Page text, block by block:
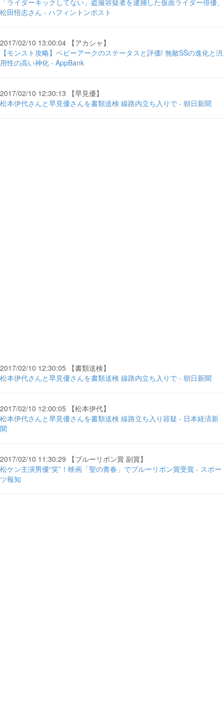
「ライダーキックしてない」盗撮容疑者を逮捕した仮面ライダー俳優、
松田悟志さん - ハフィントンポスト
2017/02/10 13:00:04 【アカシャ】
【モンスト攻略】ベビーアークのステータスと評価! 無敵SSの進化と汎
用性の高い神化 - AppBank
2017/02/10 12:30:13 【早見優】
松本伊代さんと早見優さんを書類送検 線路内立ち入りで - 朝日新聞
2017/02/10 12:30:05 【書類送検】
松本伊代さんと早見優さんを書類送検 線路内立ち入りで - 朝日新聞
2017/02/10 12:00:05 【松本伊代】
松本伊代さんと早見優さんを書類送検 線路立ち入り容疑 - 日本経済新
聞
2017/02/10 11:30:29 【ブルーリボン賞 副賞】
松ケン主演男優“笑”！映画「聖の青春」でブルーリボン賞受賞 - スポー
ツ報知